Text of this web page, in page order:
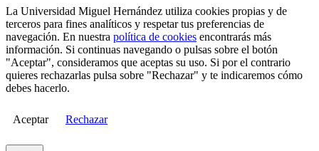
La Universidad Miguel Hernández utiliza cookies propias y de
terceros para fines analíticos y respetar tus preferencias de
navegación. En nuestra política de cookies encontrarás más
información. Si continuas navegando o pulsas sobre el botón
"Aceptar", consideramos que aceptas su uso. Si por el contrario
quieres rechazarlas pulsa sobre "Rechazar" y te indicaremos cómo
debes hacerlo.
Aceptar Rechazar